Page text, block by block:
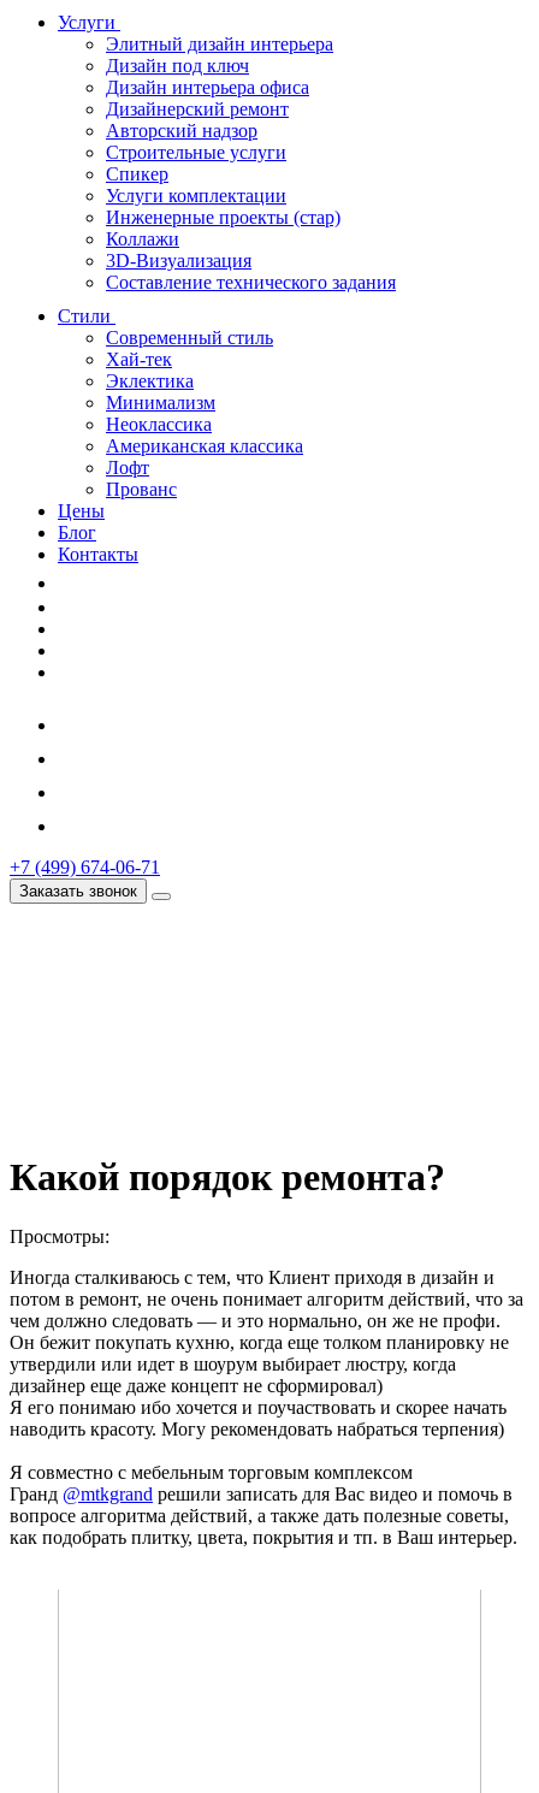
Услуги
Элитный дизайн интерьера
Дизайн под ключ
Дизайн интерьера офиса
Дизайнерский ремонт
Авторский надзор
Строительные услуги
Спикер
Услуги комплектации
Инженерные проекты (стар)
Коллажи
3D-Визуализация
Составление технического задания
Стили
Современный стиль
Хай-тек
Эклектика
Минимализм
Неоклассика
Американская классика
Лофт
Прованс
Цены
Блог
Контакты
+7 (499) 674-06-71
Заказать звонок
Какой порядок ремонта?
Просмотры:
Иногда сталкиваюсь с тем, что Клиент приходя в дизайн и
потом в ремонт, не очень понимает алгоритм действий, что за
чем должно следовать — и это нормально, он же не профи.
Он бежит покупать кухню, когда еще толком планировку не
утвердили или идет в шоурум выбирает люстру, когда
дизайнер еще даже концепт не сформировал)
Я его понимаю ибо хочется и поучаствовать и скорее начать
наводить красоту. Могу рекомендовать набраться терпения)
Я совместно с мебельным торговым комплексом
Гранд @mtkgrand решили записать для Вас видео и помочь в
вопросе алгоритма действий, а также дать полезные советы,
как подобрать плитку, цвета, покрытия и тп. в Ваш интерьер.